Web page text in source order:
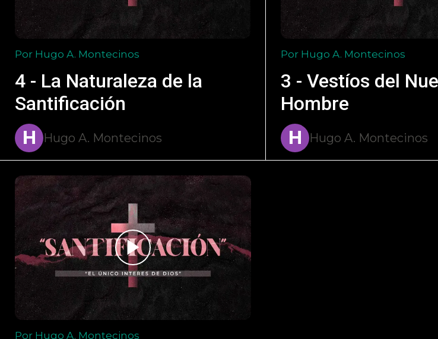
Por Hugo A. Montecinos
4 - La Naturaleza de la
Santificación
H Hugo A. Montecinos
Por Hugo A. Montecinos
3 - Vestíos del
Hombre
H Hugo A. Montecinos
Por Hugo A. Montecinos